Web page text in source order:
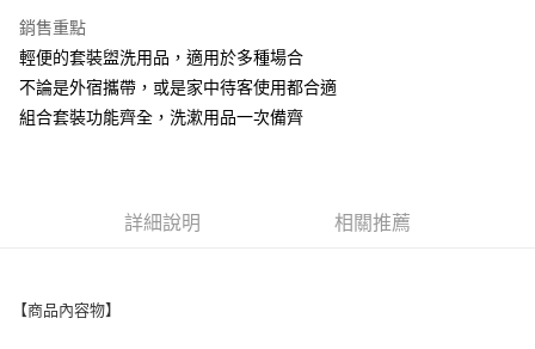
運送方式
全家取貨付款
每筆NT$60，滿NT$499(含以上)免運費
銷售重點
輕便的套裝盥洗用品，適用於多種場合
不論是外宿攜帶，或是家中待客使用都合適
組合套裝功能齊全，洗漱用品一次備齊
詳細說明 相關推薦
【商品內容物】